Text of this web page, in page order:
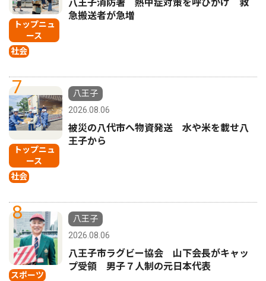
トップニュ
ース
社会
八王子消防署 熱中症対策を呼びかけ 救
急搬送者が急増
7
トップニュ
ース
社会
八王子
2026.08.06
被災の八代市へ物資発送 水や米を載せ八
王子から
8
スポーツ
八王子
2026.08.06
八王子市ラグビー協会 山下会長がキャッ
プ受領 男子７人制の元日本代表